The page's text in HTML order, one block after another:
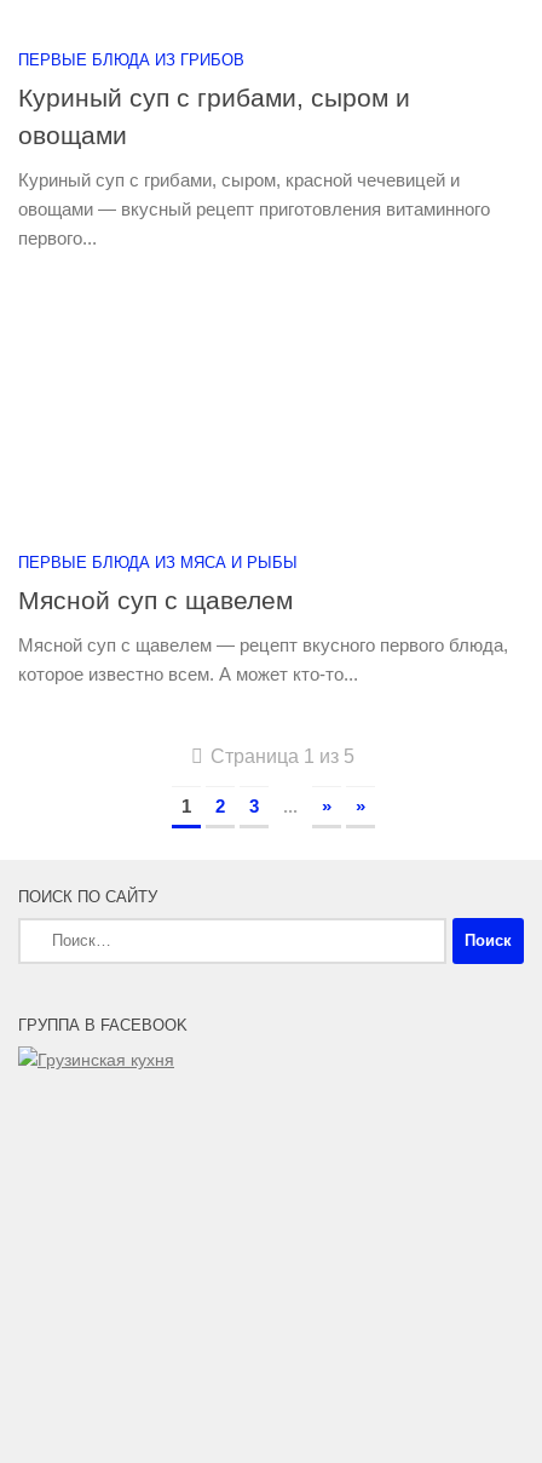
ПЕРВЫЕ БЛЮДА ИЗ ГРИБОВ
Куриный суп с грибами, сыром и
овощами
Куриный суп с грибами, сыром, красной чечевицей и
овощами — вкусный рецепт приготовления витаминного
первого...
ПЕРВЫЕ БЛЮДА ИЗ МЯСА И РЫБЫ
Мясной суп с щавелем
Мясной суп с щавелем — рецепт вкусного первого блюда,
которое известно всем. А может кто-то...
Страница 1 из 5
1 2 3 ... » »
ПОИСК ПО САЙТУ
Найти:
ГРУППА В FACEBOOK